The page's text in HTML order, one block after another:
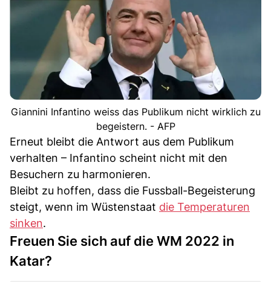
Giannini Infantino weiss das Publikum nicht wirklich zu
begeistern. - AFP
Erneut bleibt die Antwort aus dem Publikum
verhalten – Infantino scheint nicht mit den
Besuchern zu harmonieren.
Bleibt zu hoffen, dass die Fussball-Begeisterung
steigt, wenn im Wüstenstaat die Temperaturen
sinken.
Freuen Sie sich auf die WM 2022 in
Katar?